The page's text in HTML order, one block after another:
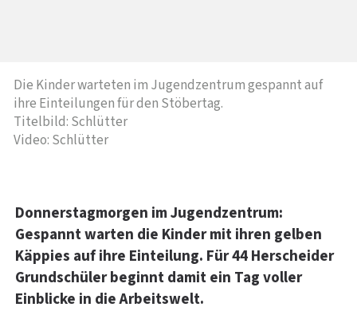
Die Kinder warteten im Jugendzentrum gespannt auf
ihre Einteilungen für den Stöbertag.
Titelbild: Schlütter
Video: Schlütter
Donnerstagmorgen im Jugendzentrum:
Gespannt warten die Kinder mit ihren gelben
Käppies auf ihre Einteilung. Für 44 Herscheider
Grundschüler beginnt damit ein Tag voller
Einblicke in die Arbeitswelt.